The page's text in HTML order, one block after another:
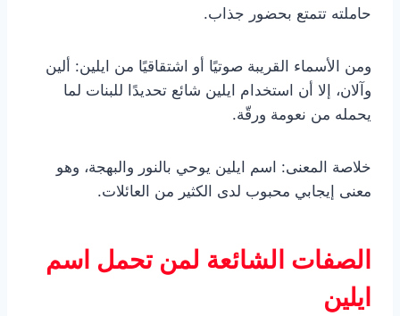
حاملته تتمتع بحضور جذاب.
ومن الأسماء القريبة صوتيًا أو اشتقاقيًا من ايلين: ألين
وآلان، إلا أن استخدام ايلين شائع تحديدًا للبنات لما
يحمله من نعومة ورقّة.
خلاصة المعنى: اسم ايلين يوحي بالنور والبهجة، وهو
معنى إيجابي محبوب لدى الكثير من العائلات.
الصفات الشائعة لمن تحمل اسم
ايلين